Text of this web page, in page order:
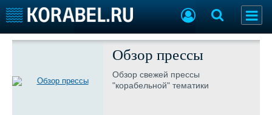
Судостроение
Пресс-релизы
Обзор прессы
Обзор свежей прессы
"корабельной" тематики